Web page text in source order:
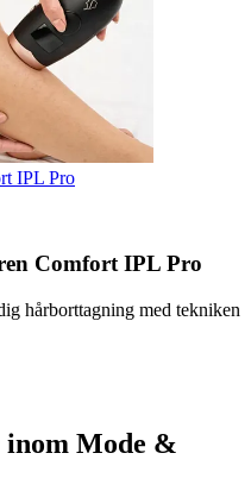
IPL Pro
Comfort IPL Pro
hårborttagning med tekniken
Mode &